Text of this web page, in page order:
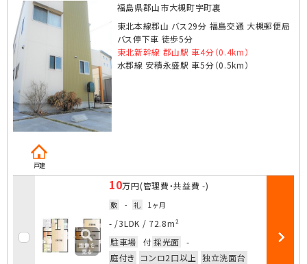
福島県郡山市大槻町字町裏
東北本線郡山 バス29分 福島交通 大槻郵便局
バス停下車 徒歩5分
東北新幹線 郡山駅 車4分（0.4km）
水郡線 安積永盛駅 車5分（0.5km）
戸建
10万円(管理費・共益費-)
敷 - 礼 1ヶ月
- /3LDK / 72.8m²
駐車場
付採光面
-
庭付き コンロ2口以上 独立洗面台